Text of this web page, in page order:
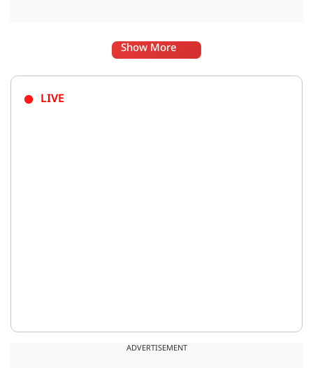
Show More
LIVE
ADVERTISEMENT